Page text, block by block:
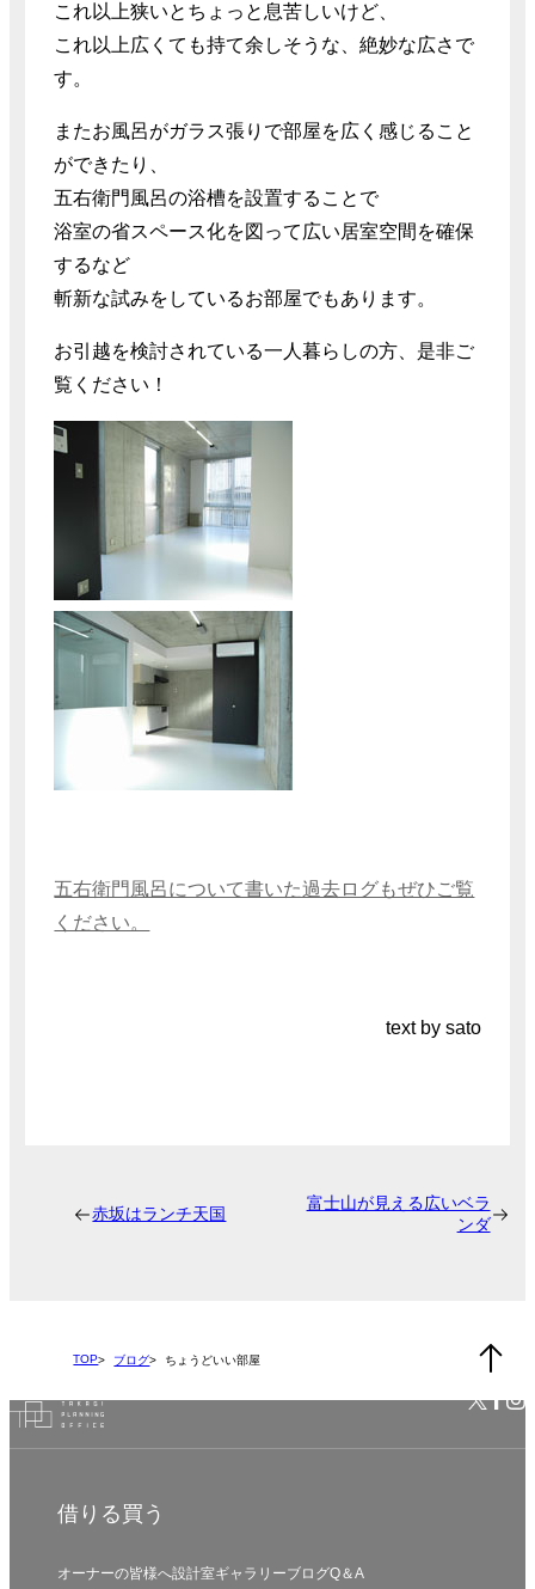
これ以上狭いとちょっと息苦しいけど、
これ以上広くても持て余しそうな、絶妙な広さで
す。
またお風呂がガラス張りで部屋を広く感じること
ができたり、
五右衛門風呂の浴槽を設置することで
浴室の省スペース化を図って広い居室空間を確保
するなど
斬新な試みをしているお部屋でもあります。
お引越を検討されている一人暮らしの方、是非ご
覧ください！
五右衛門風呂について書いた過去ログもぜひご覧
ください。
text by sato
赤坂はランチ天国
富士山が見える広いベラ
ンダ
TOP ブログ ちょうどいい部屋
借りる 買う
オーナーの皆様へ設計室ギャラリーブログQ＆A